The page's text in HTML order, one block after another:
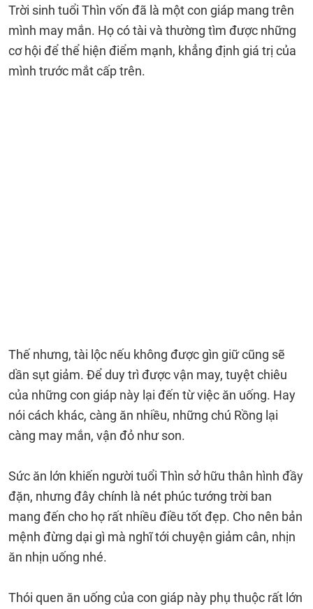
Trời sinh tuổi Thìn vốn đã là một con giáp mang trên
mình may mắn. Họ có tài và thường tìm được những
cơ hội để thể hiện điểm mạnh, khẳng định giá trị của
mình trước mắt cấp trên.
Thế nhưng, tài lộc nếu không được gìn giữ cũng sẽ
dần sụt giảm. Để duy trì được vận may, tuyệt chiêu
của những con giáp này lại đến từ việc ăn uống. Hay
nói cách khác, càng ăn nhiều, những chú Rồng lại
càng may mắn, vận đỏ như son.
Sức ăn lớn khiến người tuổi Thìn sở hữu thân hình đầy
đặn, nhưng đây chính là nét phúc tướng trời ban
mang đến cho họ rất nhiều điều tốt đẹp. Cho nên bản
mệnh đừng dại gì mà nghĩ tới chuyện giảm cân, nhịn
ăn nhịn uống nhé.
Thói quen ăn uống của con giáp này phụ thuộc rất lớn